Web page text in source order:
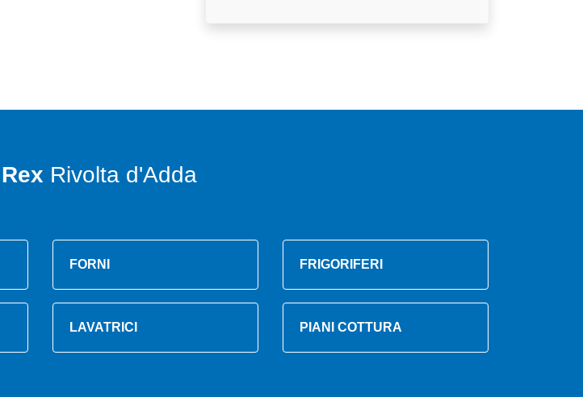
Rex Rivolta d'Adda
FORNI FRIGORIFERI
LAVATRICI PIANI COTTURA